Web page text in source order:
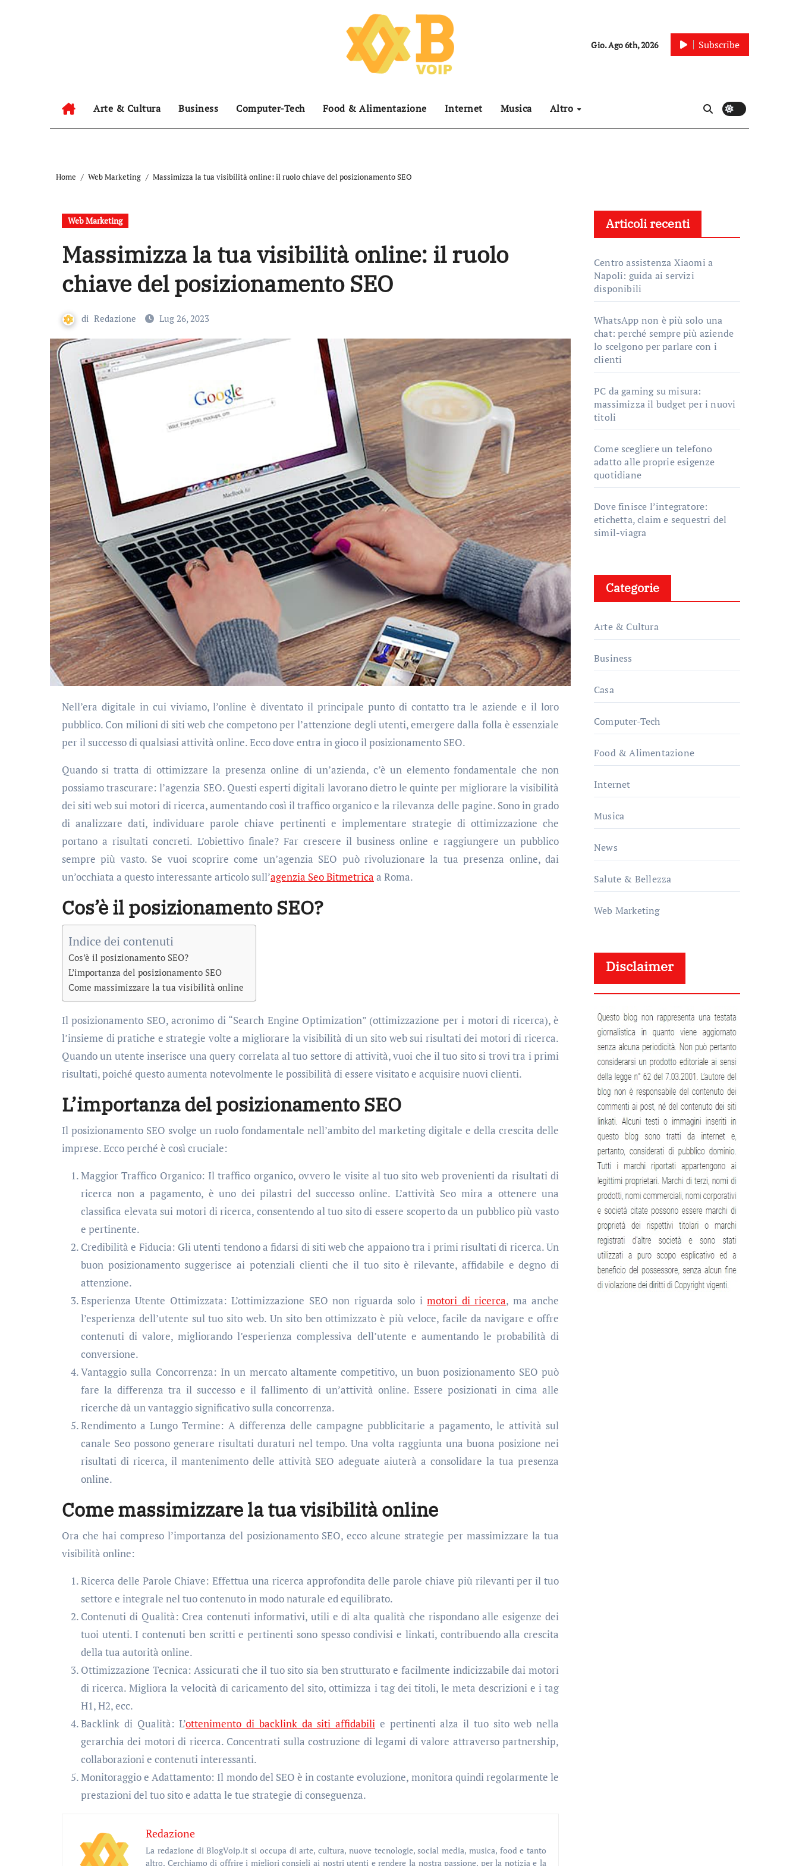
Gio. Ago 6th, 2026 Subscribe
Arte & Cultura Business Computer-Tech Food & Alimentazione Internet Musica Altro
Home Web Marketing Massimizza la tua visibilità online: il ruolo chiave del posizionamento SEO
Web Marketing
Massimizza la tua visibilità online: il ruolo
chiave del posizionamento SEO
di Redazione Lug 26, 2023
Nell’era digitale in cui viviamo, l’online è diventato il principale punto di contatto tra le aziende e il loro
pubblico. Con milioni di siti web che competono per l’attenzione degli utenti, emergere dalla folla è essenziale
per il successo di qualsiasi attività online. Ecco dove entra in gioco il posizionamento SEO.
Quando si tratta di ottimizzare la presenza online di un’azienda, c’è un elemento fondamentale che non
possiamo trascurare: l’agenzia SEO. Questi esperti digitali lavorano dietro le quinte per migliorare la visibilità
dei siti web sui motori di ricerca, aumentando così il traffico organico e la rilevanza delle pagine. Sono in grado
di analizzare dati, individuare parole chiave pertinenti e implementare strategie di ottimizzazione che
portano a risultati concreti. L’obiettivo finale? Far crescere il business online e raggiungere un pubblico
sempre più vasto. Se vuoi scoprire come un’agenzia SEO può rivoluzionare la tua presenza online, dai
un’occhiata a questo interessante articolo sull’agenzia Seo Bitmetrica a Roma.
Cos’è il posizionamento SEO?
Indice dei contenuti
Cos’è il posizionamento SEO?
L’importanza del posizionamento SEO
Come massimizzare la tua visibilità online
Il posizionamento SEO, acronimo di “Search Engine Optimization” (ottimizzazione per i motori di ricerca), è
l’insieme di pratiche e strategie volte a migliorare la visibilità di un sito web sui risultati dei motori di ricerca.
Quando un utente inserisce una query correlata al tuo settore di attività, vuoi che il tuo sito si trovi tra i primi
risultati, poiché questo aumenta notevolmente le possibilità di essere visitato e acquisire nuovi clienti.
L’importanza del posizionamento SEO
Il posizionamento SEO svolge un ruolo fondamentale nell’ambito del marketing digitale e della crescita delle
imprese. Ecco perché è così cruciale:
Maggior Traffico Organico: Il traffico organico, ovvero le visite al tuo sito web provenienti da risultati di
ricerca non a pagamento, è uno dei pilastri del successo online. L’attività Seo mira a ottenere una
classifica elevata sui motori di ricerca, consentendo al tuo sito di essere scoperto da un pubblico più vasto
e pertinente.
Credibilità e Fiducia: Gli utenti tendono a fidarsi di siti web che appaiono tra i primi risultati di ricerca. Un
buon posizionamento suggerisce ai potenziali clienti che il tuo sito è rilevante, affidabile e degno di
attenzione.
Esperienza Utente Ottimizzata: L’ottimizzazione SEO non riguarda solo imotori di ricerca, ma anche
l’esperienza dell’utente sul tuo sito web. Un sito ben ottimizzato è più veloce, facile da navigare e offre
contenuti di valore, migliorando l’esperienza complessiva dell’utente e aumentando le probabilità di
conversione.
Vantaggio sulla Concorrenza: In un mercato altamente competitivo, un buon posizionamento SEO può
fare la differenza tra il successo e il fallimento di un’attività online. Essere posizionati in cima alle
ricerche dà un vantaggio significativo sulla concorrenza.
Rendimento a Lungo Termine: A differenza delle campagne pubblicitarie a pagamento, le attività sul
canale Seo possono generare risultati duraturi nel tempo. Una volta raggiunta una buona posizione nei
risultati di ricerca, il mantenimento delle attività SEO adeguate aiuterà a consolidare la tua presenza
online.
Come massimizzare la tua visibilità online
Ora che hai compreso l’importanza del posizionamento SEO, ecco alcune strategie per massimizzare la tua
visibilità online:
Ricerca delle Parole Chiave: Effettua una ricerca approfondita delle parole chiave più rilevanti per il tuo
settore e integrale nel tuo contenuto in modo naturale ed equilibrato.
Contenuti di Qualità: Crea contenuti informativi, utili e di alta qualità che rispondano alle esigenze dei
tuoi utenti. I contenuti ben scritti e pertinenti sono spesso condivisi e linkati, contribuendo alla crescita
della tua autorità online.
Ottimizzazione Tecnica: Assicurati che il tuo sito sia ben strutturato e facilmente indicizzabile dai motori
di ricerca. Migliora la velocità di caricamento del sito, ottimizza i tag dei titoli, le meta descrizioni e i tag
H1, H2, ecc.
Backlink di Qualità: L’ottenimento di backlink da siti affidabili e pertinenti alza il tuo sito web nella
gerarchia dei motori di ricerca. Concentrati sulla costruzione di legami di valore attraverso partnership,
collaborazioni e contenuti interessanti.
Monitoraggio e Adattamento: Il mondo del SEO è in costante evoluzione, monitora quindi regolarmente le
prestazioni del tuo sito e adatta le tue strategie di conseguenza.
Redazione
La redazione di BlogVoip.it si occupa di arte, cultura, nuove tecnologie, social media, musica, food e tanto
altro. Cerchiamo di offrire i migliori consigli ai nostri utenti e rendere la nostra passione, per la notizia e la
Articoli recenti
Centro assistenza Xiaomi a
Napoli: guida ai servizi
disponibili
WhatsApp non è più solo una
chat: perché sempre più aziende
lo scelgono per parlare con i
clienti
PC da gaming su misura:
massimizza il budget per i nuovi
titoli
Come scegliere un telefono
adatto alle proprie esigenze
quotidiane
Dove finisce l’integratore:
etichetta, claim e sequestri del
simil-viagra
Categorie
Arte & Cultura
Business
Casa
Computer-Tech
Food & Alimentazione
Internet
Musica
News
Salute & Bellezza
Web Marketing
Disclaimer